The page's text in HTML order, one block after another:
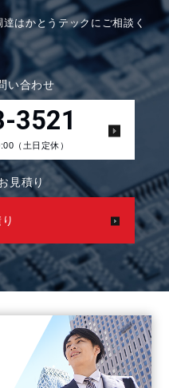
はかとうテックにご相談く
い合わせ
3521
（土日定休）
見積り